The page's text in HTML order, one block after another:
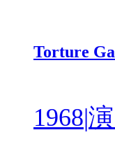
Torture
1968|